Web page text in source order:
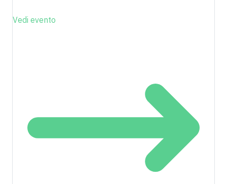
Vedi evento